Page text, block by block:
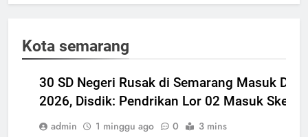
Kota semarang
DAERAH
JAWA
TENGAH
NASIOAL
PERISTIWA
30 SD Negeri Rusak di Semarang Masuk
2026, Disdik: Pendrikan Lor 02 Masuk Skema
admin 1 minggu ago 0 3 mins